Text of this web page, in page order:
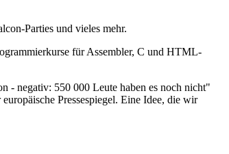
Parties und vieles mehr.
für Assembler, C und HTML-
- negativ: 550 000 Leute haben es noch nicht"
Pressespiegel. Eine Idee, die wir